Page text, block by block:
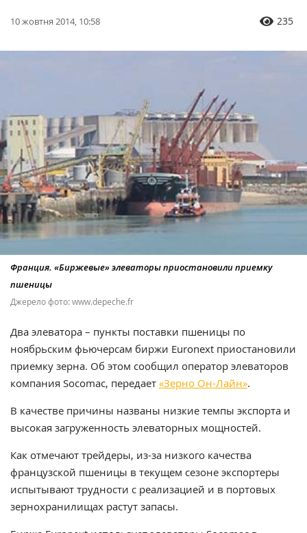
10 жовтня 2014, 10:58 235
Франция. «Биржевые» элеваторы приостановили приемку
пшеницы
Джерело фото: www.depeche.fr
Два элеватора – пункты поставки пшеницы по
ноябрьским фьючерсам биржи Euronext приостановили
приемку зерна. Об этом сообщил оператор элеваторов
компания Socomac, передает «Зерно Он-Лайн».
В качестве причины названы низкие темпы экспорта и
высокая загруженность элеваторных мощностей.
Как отмечают трейдеры, из-за низкого качества
французской пшеницы в текущем сезоне экспортеры
испытывают трудности с реализацией и в портовых
зернохранилищах растут запасы.